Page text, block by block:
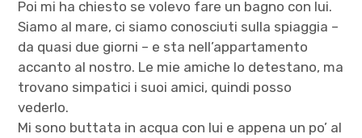
Poi mi ha chiesto se volevo fare un bagno con lui.
Siamo al mare, ci siamo conosciuti sulla spiaggia –
da quasi due giorni – e sta nell’appartamento
accanto al nostro. Le mie amiche lo detestano, ma
trovano simpatici i suoi amici, quindi posso
vederlo.
Mi sono buttata in acqua con lui e appena un po’ al